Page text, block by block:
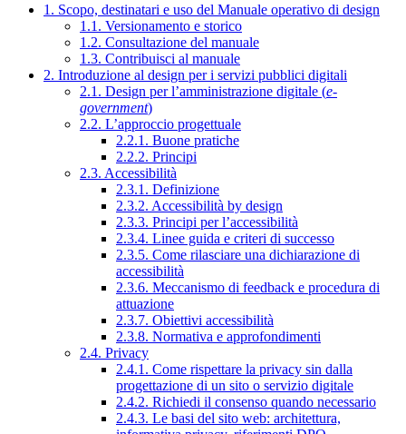
1. Scopo, destinatari e uso del Manuale operativo di design
1.1. Versionamento e storico
1.2. Consultazione del manuale
1.3. Contribuisci al manuale
2. Introduzione al design per i servizi pubblici digitali
2.1. Design per l’amministrazione digitale (e-
government)
2.2. L’approccio progettuale
2.2.1. Buone pratiche
2.2.2. Principi
2.3. Accessibilità
2.3.1. Definizione
2.3.2. Accessibilità by design
2.3.3. Principi per l’accessibilità
2.3.4. Linee guida e criteri di successo
2.3.5. Come rilasciare una dichiarazione di
accessibilità
2.3.6. Meccanismo di feedback e procedura di
attuazione
2.3.7. Obiettivi accessibilità
2.3.8. Normativa e approfondimenti
2.4. Privacy
2.4.1. Come rispettare la privacy sin dalla
progettazione di un sito o servizio digitale
2.4.2. Richiedi il consenso quando necessario
2.4.3. Le basi del sito web: architettura,